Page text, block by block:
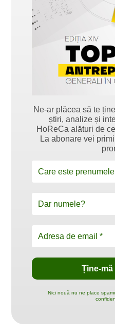
Ne-ar plăcea să te
știri, analize și
HoReCa alături de
La abonare vei
Nici nouă nu ne place